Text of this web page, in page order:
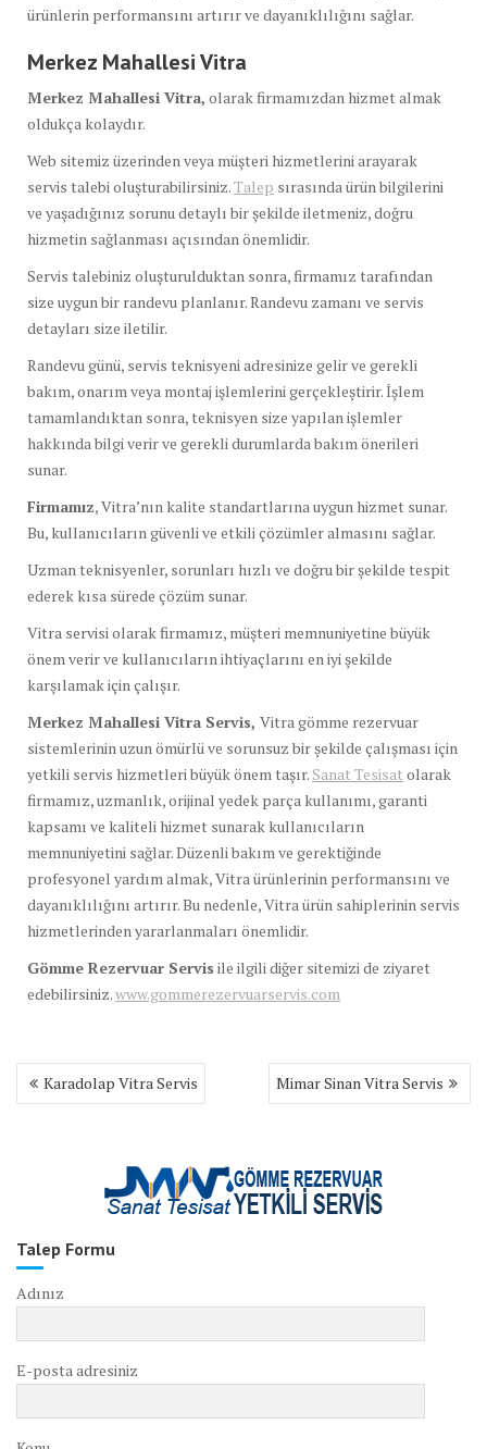
ürünlerin performansını artırır ve dayanıklılığını sağlar.
Merkez Mahallesi Vitra
Merkez Mahallesi Vitra, olarak firmamızdan hizmet almak
oldukça kolaydır.
Web sitemiz üzerinden veya müşteri hizmetlerini arayarak
servis talebi oluşturabilirsiniz.Talep sırasında ürün bilgilerini
ve yaşadığınız sorunu detaylı bir şekilde iletmeniz, doğru
hizmetin sağlanması açısından önemlidir.
Servis talebiniz oluşturulduktan sonra, firmamız tarafından
size uygun bir randevu planlanır. Randevu zamanı ve servis
detayları size iletilir.
Randevu günü, servis teknisyeni adresinize gelir ve gerekli
bakım, onarım veya montaj işlemlerini gerçekleştirir. İşlem
tamamlandıktan sonra, teknisyen size yapılan işlemler
hakkında bilgi verir ve gerekli durumlarda bakım önerileri
sunar.
Firmamız, Vitra’nın kalite standartlarına uygun hizmet sunar.
Bu, kullanıcıların güvenli ve etkili çözümler almasını sağlar.
Uzman teknisyenler, sorunları hızlı ve doğru bir şekilde tespit
ederek kısa sürede çözüm sunar.
Vitra servisi olarak firmamız, müşteri memnuniyetine büyük
önem verir ve kullanıcıların ihtiyaçlarını en iyi şekilde
karşılamak için çalışır.
Merkez Mahallesi Vitra Servis, Vitra gömme rezervuar
sistemlerinin uzun ömürlü ve sorunsuz bir şekilde çalışması için
yetkili servis hizmetleri büyük önem taşır. Sanat Tesisat olarak
firmamız, uzmanlık, orijinal yedek parça kullanımı, garanti
kapsamı ve kaliteli hizmet sunarak kullanıcıların
memnuniyetini sağlar. Düzenli bakım ve gerektiğinde
profesyonel yardım almak, Vitra ürünlerinin performansını ve
dayanıklılığını artırır. Bu nedenle, Vitra ürün sahiplerinin servis
hizmetlerinden yararlanmaları önemlidir.
Gömme Rezervuar Servis ile ilgili diğer sitemizi de ziyaret
edebilirsiniz.www.gommerezervuarservis.com
Yazı
gezinmesi
Karadolap Vitra Servis Mimar Sinan Vitra Servis
Talep Formu
Adınız
E-posta adresiniz